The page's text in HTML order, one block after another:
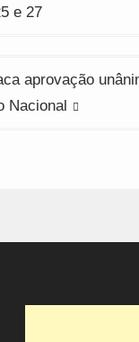
e 27
aprovação
Nacional